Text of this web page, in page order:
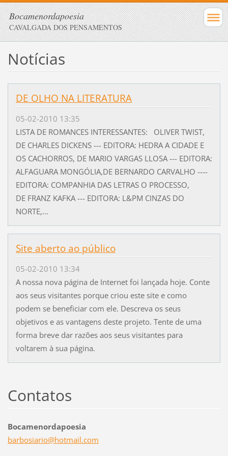
Bocamenordapoesia
CAVALGADA DOS PENSAMENTOS
Notícias
DE OLHO NA LITERATURA
05-02-2010 13:35
LISTA DE ROMANCES INTERESSANTES: OLIVER TWIST,
DE CHARLES DICKENS --- EDITORA: HEDRA A CIDADE E
OS CACHORROS, DE MARIO VARGAS LLOSA --- EDITORA:
ALFAGUARA MONGÓLIA,DE BERNARDO CARVALHO ----
EDITORA: COMPANHIA DAS LETRAS O PROCESSO,
DE FRANZ KAFKA --- EDITORA: L&PM CINZAS DO
NORTE,...
Site aberto ao público
05-02-2010 13:34
A nossa nova página de Internet foi lançada hoje. Conte
aos seus visitantes porque criou este site e como
podem se beneficiar com ele. Descreva os seus
objetivos e as vantagens deste projeto. Tente de uma
forma breve dar razões aos seus visitantes para
voltarem à sua página.
Contatos
Bocamenordapoesia
barbosiario@hotmail.com